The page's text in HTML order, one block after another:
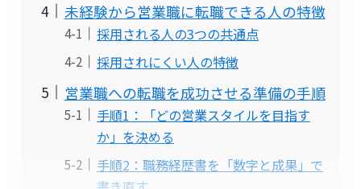
未経験から営業職に転職できる人の特徴
採用される人の3つの共通点
採用されにくい人の特徴
営業職への転職を成功させる準備の手順
手順1：「どの営業スタイルを目指す
か」を決める
手順2：職務経歴書を「数字と成果」で